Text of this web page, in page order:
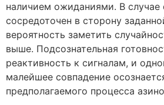
наличием ожиданиями. В случае
сосредоточен в сторону
вероятность заметить
выше. Подсознательная
реактивность к сигналам, и
малейшее совпадение
предполагаемого процесса